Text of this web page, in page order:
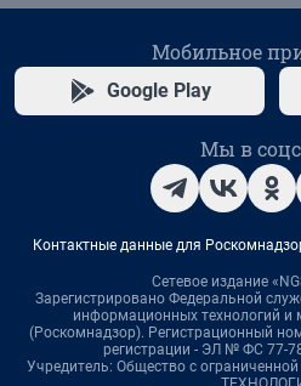
Мобильное
Google Play
Мы в
Контактные данные для
Сетевое издание
Зарегистрировано Федеральной
информационных технологий и
(Роскомнадзор). Регистрационный
регистрации - ЭЛ № ФС 77-
Учредитель: Общество с